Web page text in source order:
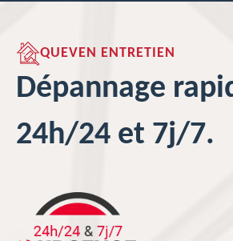
QUEVEN ENTRETIEN
Dépannage
24h/24 et 7j/7.